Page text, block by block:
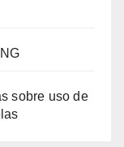
sobre uso de